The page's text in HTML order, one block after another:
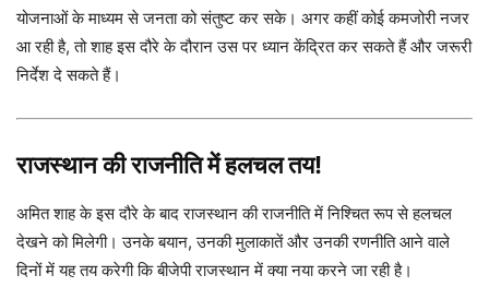
योजनाओं के माध्यम से जनता को संतुष्ट कर सके। अगर कहीं कोई कमजोरी नजर
आ रही है, तो शाह इस दौरे के दौरान उस पर ध्यान केंद्रित कर सकते हैं और जरूरी
निर्देश दे सकते हैं।
राजस्थान की राजनीति में हलचल तय!
अमित शाह के इस दौरे के बाद राजस्थान की राजनीति में निश्चित रूप से हलचल
देखने को मिलेगी। उनके बयान, उनकी मुलाकातें और उनकी रणनीति आने वाले
दिनों में यह तय करेगी कि बीजेपी राजस्थान में क्या नया करने जा रही है।